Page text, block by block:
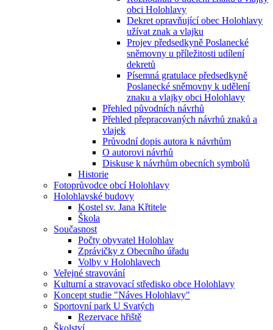
obci Holohlavy
Dekret opravňující obec Holohlavy
užívat znak a vlajku
Projev předsedkyně Poslanecké
sněmovny u příležitosti udílení
dekretů
Písemná gratulace předsedkyně
Poslanecké sněmovny k udělení
znaku a vlajky obci Holohlavy
Přehled původních návrhů
Přehled přepracovaných návrhů znaků a
vlajek
Průvodní dopis autora k návrhům
O autorovi návrhů
Diskuse k návrhům obecních symbolů
Historie
Fotoprůvodce obcí Holohlavy
Holohlavské budovy
Kostel sv. Jana Křtitele
Škola
Současnost
Počty obyvatel Holohlav
Zprávičky z Obecního úřadu
Volby v Holohlavech
Veřejné stravování
Kulturní a stravovací středisko obce Holohlavy
Koncept studie "Náves Holohlavy"
Sportovní park U Svatých
Rezervace hřiště
Školství